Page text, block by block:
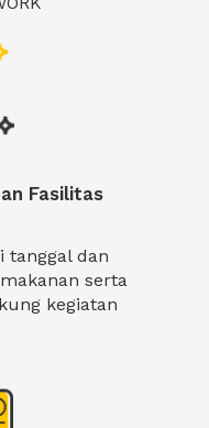
Fasilitas
tanggal dan
serta
kegiatan